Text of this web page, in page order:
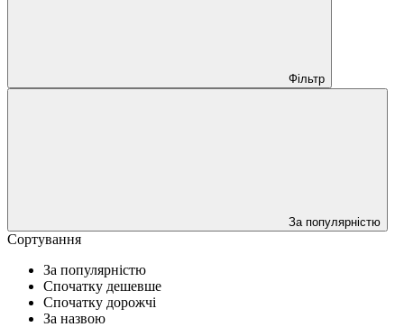
Фільтр
За популярністю
Сортування
За популярністю
Спочатку дешевше
Спочатку дорожчі
За назвою